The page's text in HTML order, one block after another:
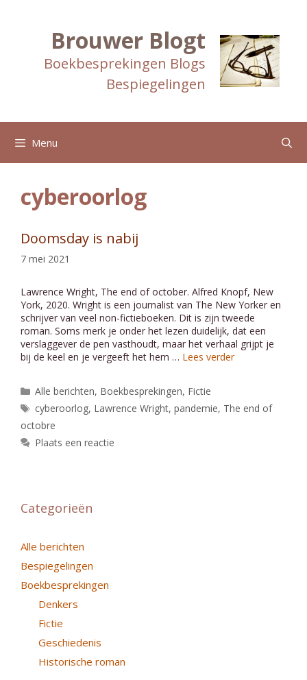
Brouwer Blogt
Boekbesprekingen Blogs
Bespiegelingen
Menu
cyberoorlog
Doomsday is nabij
7 mei 2021
Lawrence Wright, The end of october. Alfred Knopf, New
York, 2020. Wright is een journalist van The New Yorker en
schrijver van veel non-fictieboeken. Dit is zijn tweede
roman. Soms merk je onder het lezen duidelijk, dat een
verslaggever de pen vasthoudt, maar het verhaal grijpt je
bij de keel en je vergeeft het hem … Lees verder
Categorieën
Alle berichten, Boekbesprekingen, Fictie
Tags
cyberoorlog, Lawrence Wright,pandemie, The end of
octobre
Plaats een reactie
Categorieën
Alle berichten
Bespiegelingen
Boekbesprekingen
Denkers
Fictie
Geschiedenis
Historische roman